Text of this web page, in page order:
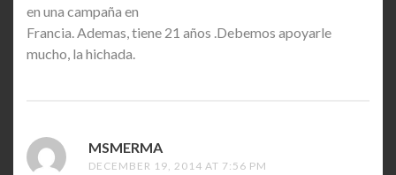
en una campaña en
Francia. Ademas, tiene 21 años .Debemos apoyarle
mucho, la hichada.
MSMERMA
DECEMBER 19, 2014 AT 7:56 PM